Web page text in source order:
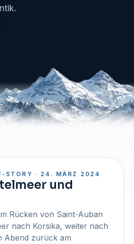
STORY · 24. MÄRZ 2024
und
Rücken von Saint-Auban
nach Korsika, weiter nach
Abend zurück am